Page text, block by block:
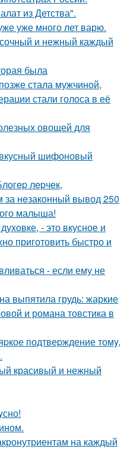
из Детства".
уже много лет варю.
и нежный каждый
была
стала мужчиной,
стали голоса в её
овощей для
шифоновый
лepчeк,
нeзаконный вывод 250
малыша!
- это вкусное и
приготовить быстро и
- если ему не
выпятила грудь: жаркие
и романа товстика в
подтвеpждение томy,
красивый и нежный
на каждый